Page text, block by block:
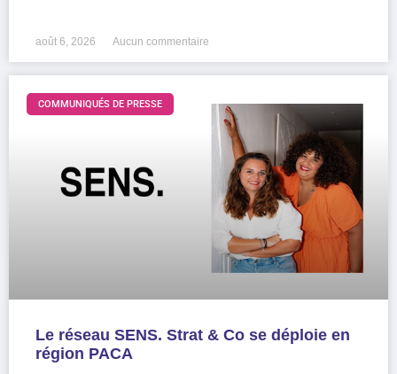
août 6, 2026 Aucun commentaire
COMMUNIQUÉS DE PRESSE
Le réseau SENS. Strat & Co se déploie en
région PACA